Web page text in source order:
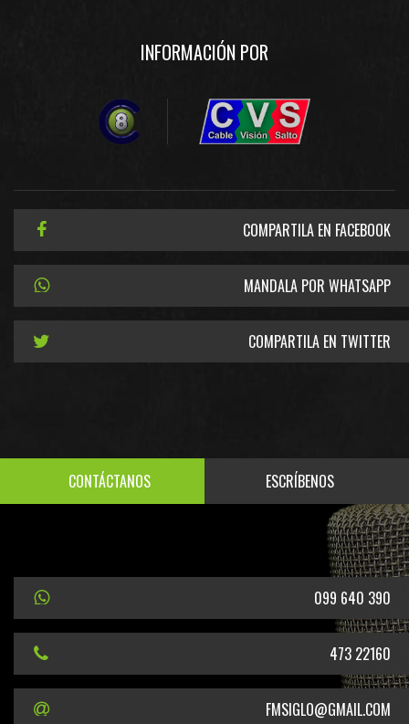
INFORMACIÓN POR
COMPARTILA EN FACEBOOK
MANDALA POR WHATSAPP
COMPARTILA EN TWITTER
CONTÁCTANOS ESCRÍBENOS
099 640 390
473 22160
FMSIGLO@GMAIL.COM